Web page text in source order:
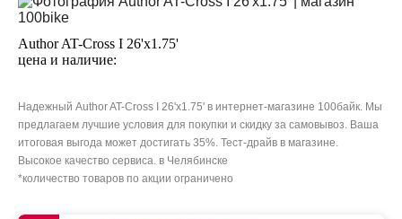
Author AT-Cross I 26'x1.75'
цена и наличие:
Надежный Author AT-Cross I 26'x1.75' в интернет-магазине 100байк. Мы
предлагаем лучшие условия для покупки и скидку за самовывоз. Ваша
итоговая выгода может достигать 35%. Тест-драйв в магазине.
Высокое качество сервиса. в Челябинске
*количество товаров по акции ограничено